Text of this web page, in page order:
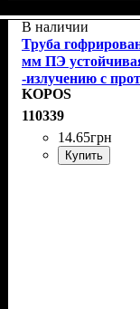
В наличии
Труба
мм ПЭ
-излучению с
KOPOS 2316/LPE-
1_F50DU
KOPOS
110339
14.65грн
Купить